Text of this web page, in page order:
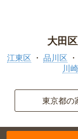
大田
江東区 品川区
川
東京都の